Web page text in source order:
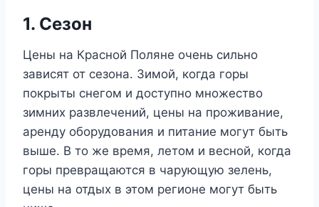
1. Сезон
Цены на Красной Поляне очень сильно
зависят от сезона. Зимой, когда горы
покрыты снегом и доступно множество
зимних развлечений, цены на проживание,
аренду оборудования и питание могут быть
выше. В то же время, летом и весной, когда
горы превращаются в чарующую зелень,
цены на отдых в этом регионе могут быть